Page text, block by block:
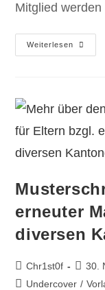
Mitglied werden
Weiterlesen
erneuter
diversen
Chr1st0f
30.
Undercover /